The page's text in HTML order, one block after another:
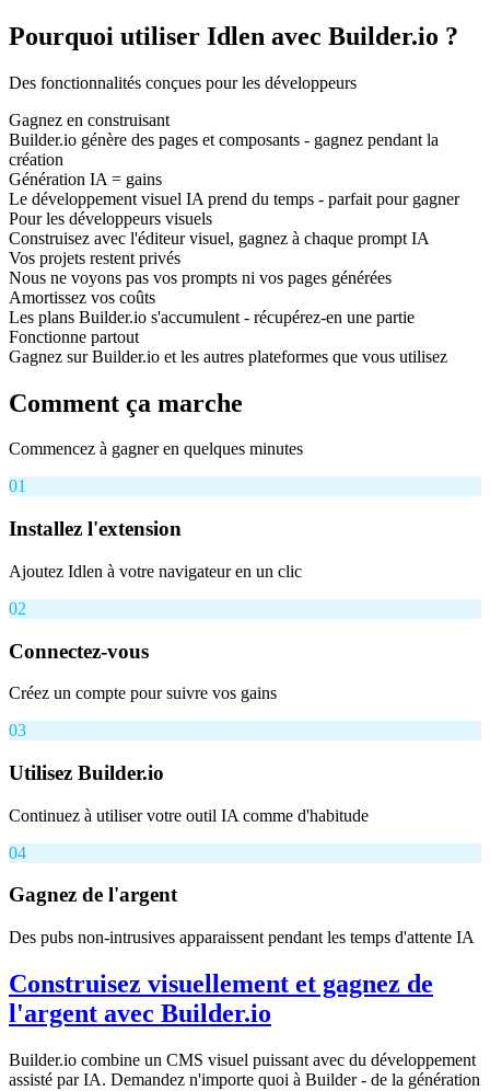
Pourquoi utiliser Idlen avec Builder.io ?
Des fonctionnalités conçues pour les développeurs
Gagnez en construisant
Builder.io génère des pages et composants - gagnez pendant la
création
Génération IA = gains
Le développement visuel IA prend du temps - parfait pour gagner
Pour les développeurs visuels
Construisez avec l'éditeur visuel, gagnez à chaque prompt IA
Vos projets restent privés
Nous ne voyons pas vos prompts ni vos pages générées
Amortissez vos coûts
Les plans Builder.io s'accumulent - récupérez-en une partie
Fonctionne partout
Gagnez sur Builder.io et les autres plateformes que vous utilisez
Comment ça marche
Commencez à gagner en quelques minutes
01
Installez l'extension
Ajoutez Idlen à votre navigateur en un clic
02
Connectez-vous
Créez un compte pour suivre vos gains
03
Utilisez Builder.io
Continuez à utiliser votre outil IA comme d'habitude
04
Gagnez de l'argent
Des pubs non-intrusives apparaissent pendant les temps d'attente IA
Construisez visuellement et gagnez de
l'argent avec Builder.io
Builder.io combine un CMS visuel puissant avec du développement
assisté par IA. Demandez n'importe quoi à Builder - de la génération